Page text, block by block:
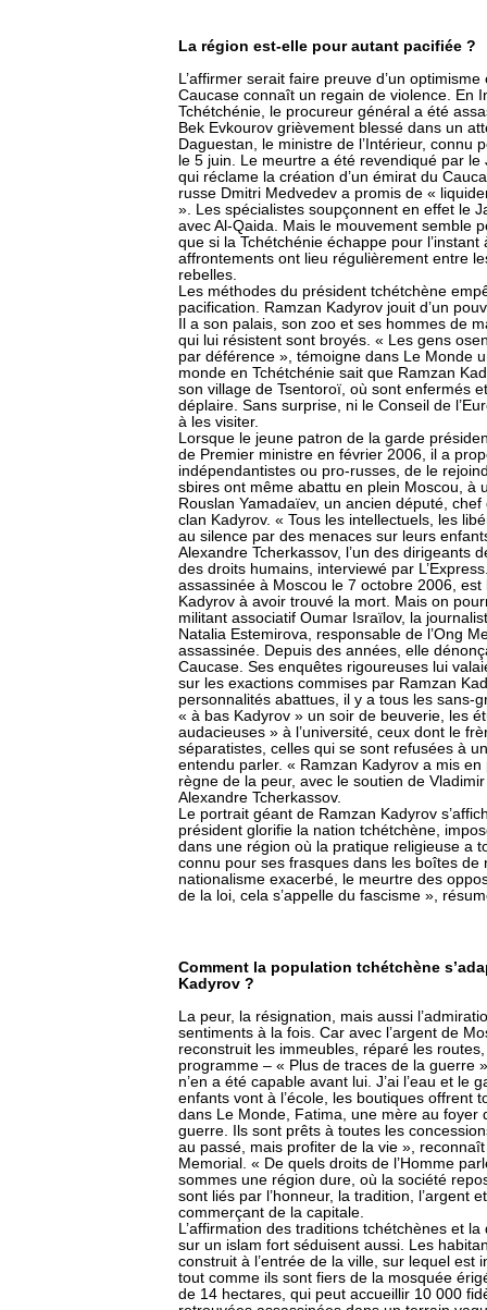
La région est-elle pour autant pacifiée ?
L’affirmer serait faire preuve d’un
Caucase connaît un regain de violence. En
Tchétchénie, le procureur général a été
Bek Evkourov grièvement blessé dans un
Daguestan, le ministre de l’Intérieur, connu
le 5 juin. Le meurtre a été revendiqué par
qui réclame la création d’un émirat du
russe Dmitri Medvedev a promis de «
». Les spécialistes soupçonnent en effet le
avec Al-Qaida. Mais le mouvement semble
que si la Tchétchénie échappe pour
affrontements ont lieu régulièrement entre
rebelles.
Les méthodes du président tchétchène
pacification. Ramzan Kadyrov jouit d’un
Il a son palais, son zoo et ses hommes de
qui lui résistent sont broyés. « Les gens
par déférence », témoigne dans Le Monde
monde en Tchétchénie sait que Ramzan
son village de Tsentoroï, où sont enfermés
déplaire. Sans surprise, ni le Conseil de
à les visiter.
Lorsque le jeune patron de la garde
de Premier ministre en février 2006, il a
indépendantistes ou pro-russes, de le
sbires ont même abattu en plein Moscou, à
Rouslan Yamadaïev, un ancien député,
clan Kadyrov. « Tous les intellectuels, les
au silence par des menaces sur leurs
Alexandre Tcherkassov, l’un des dirigeants
des droits humains, interviewé par
assassinée à Moscou le 7 octobre 2006,
Kadyrov à avoir trouvé la mort. Mais on
militant associatif Oumar Israïlov, la
Natalia Estemirova, responsable de l’Ong
assassinée. Depuis des années, elle
Caucase. Ses enquêtes rigoureuses lui
sur les exactions commises par Ramzan
personnalités abattues, il y a tous les sans-
« à bas Kadyrov » un soir de beuverie, les
audacieuses » à l’université, ceux dont le
séparatistes, celles qui se sont refusées à
entendu parler. « Ramzan Kadyrov a mis
règne de la peur, avec le soutien de
Alexandre Tcherkassov.
Le portrait géant de Ramzan Kadyrov
président glorifie la nation tchétchène,
dans une région où la pratique religieuse a
connu pour ses frasques dans les boîtes
nationalisme exacerbé, le meurtre des
de la loi, cela s’appelle du fascisme »,
Comment la population tchétchène
Kadyrov ?
La peur, la résignation, mais aussi
sentiments à la fois. Car avec l’argent de
reconstruit les immeubles, réparé les
programme – « Plus de traces de la guerre
n’en a été capable avant lui. J’ai l’eau et
enfants vont à l’école, les boutiques offrent
dans Le Monde, Fatima, une mère au foyer
guerre. Ils sont prêts à toutes les
au passé, mais profiter de la vie »,
Memorial. « De quels droits de l’Homme
sommes une région dure, où la société
sont liés par l’honneur, la tradition, l’argent
commerçant de la capitale.
L’affirmation des traditions tchétchènes et
sur un islam fort séduisent aussi. Les
construit à l’entrée de la ville, sur lequel
tout comme ils sont fiers de la mosquée
de 14 hectares, qui peut accueillir 10 000